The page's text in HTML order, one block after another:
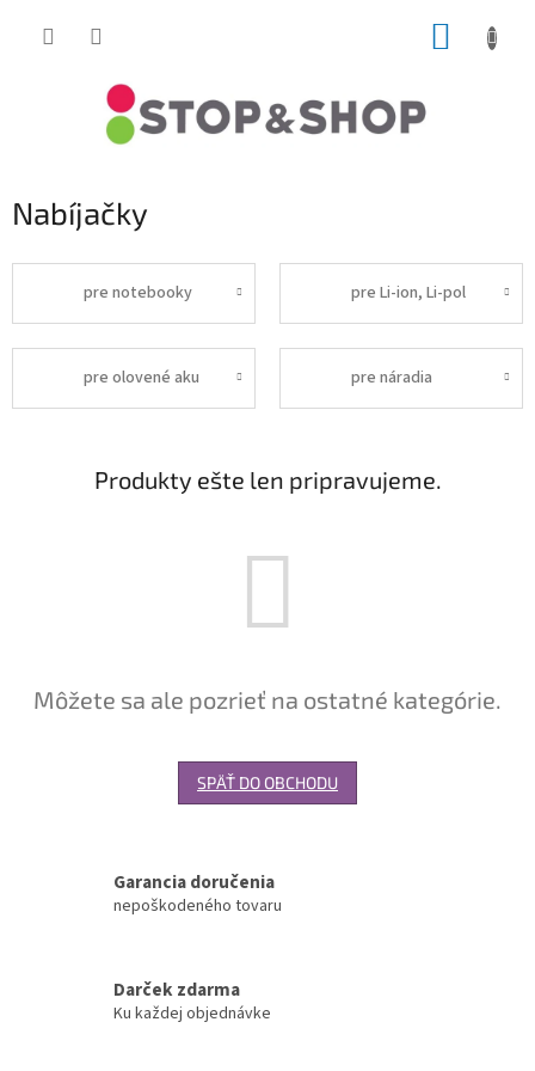
Nabíjačky
pre notebooky pre Li-ion, Li-pol
pre olovené aku pre náradia
Produkty ešte len pripravujeme.
Môžete sa ale pozrieť na ostatné kategórie.
SPÄŤ DO OBCHODU
Garancia doručenia
nepoškodeného tovaru
Darček zdarma
Ku každej objednávke